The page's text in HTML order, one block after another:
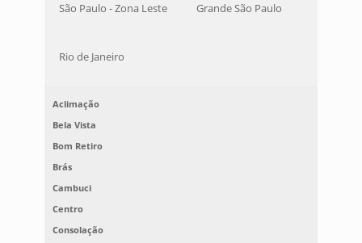
São Paulo - Zona Leste Grande São Paulo
Rio de Janeiro
Aclimação
Bela Vista
Bom Retiro
Brás
Cambuci
Centro
Consolação